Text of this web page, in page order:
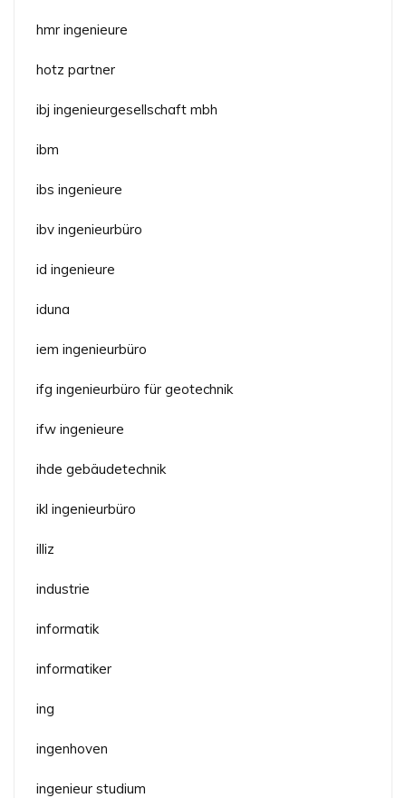
hmr ingenieure
hotz partner
ibj ingenieurgesellschaft mbh
ibm
ibs ingenieure
ibv ingenieurbüro
id ingenieure
iduna
iem ingenieurbüro
ifg ingenieurbüro für geotechnik
ifw ingenieure
ihde gebäudetechnik
ikl ingenieurbüro
illiz
industrie
informatik
informatiker
ing
ingenhoven
ingenieur studium